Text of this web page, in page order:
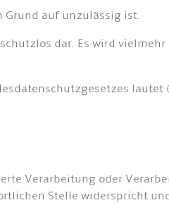
Grund auf unzulässig ist.
dar. Es wird
lautet
Verarbeitung oder
Stelle widerspricht